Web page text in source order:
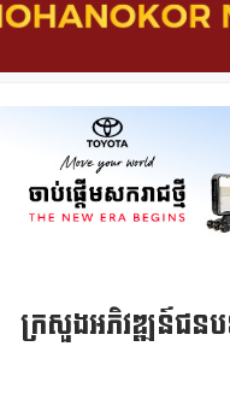
ក្រសួងអភិវឌ្ឍន៍ជនប